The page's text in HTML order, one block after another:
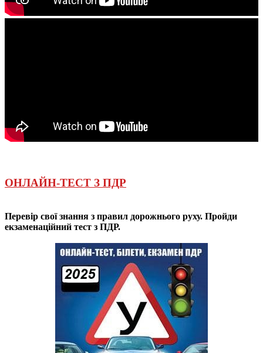
ОНЛАЙН-ТЕСТ З ПДР
Перевір свої знання з правил дорожнього руху. Пройди
екзаменаційний тест з ПДР.